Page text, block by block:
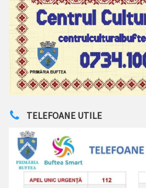
TELEFOANE UTILE